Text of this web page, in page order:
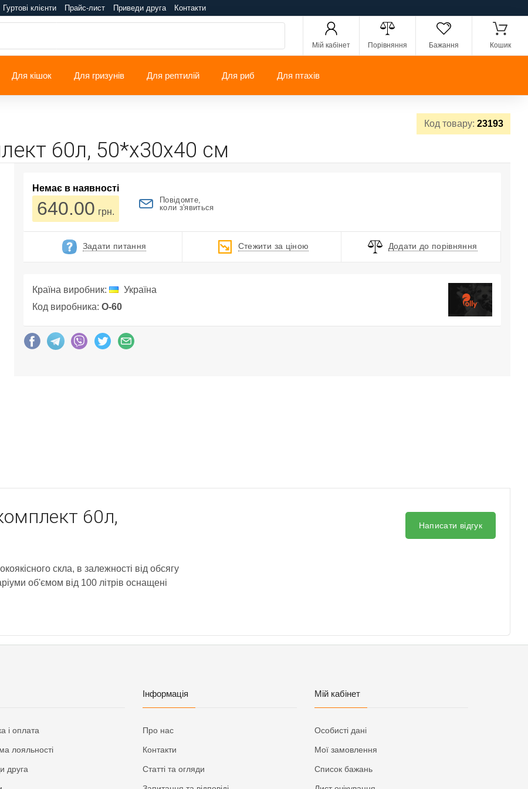
Гуртові клієнти Прайс-лист Приведи друга Контакти
Мій кабінет Порівняння Бажання Кошик
Для кішок Для гризунів Для рептилій Для риб Для птахів
Код товару: 23193
60л, 50*х30х40 см
Немає в наявності
640.00 грн.
Повідомте,
коли з'явиться
Задати питання Стежити за ціною Додати до порівняння
Країна виробник:
Україна
Код виробника: О-60
60л,
скла, в залежності від обсягу
об'ємом від 100 літрів оснащені
Написати відгук
і оплата
лояльності
друга
Інформація
Про нас
Контакти
Статті та огляди
Мій кабінет
Особисті дані
Мої замовлення
Список бажань